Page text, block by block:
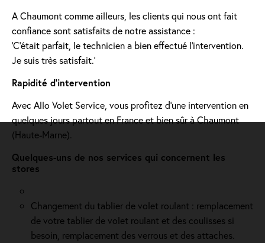
A Chaumont comme ailleurs, les clients qui nous ont fait
confiance sont satisfaits de notre assistance :
'C’était parfait, le technicien a bien effectué l’intervention.
Je suis très satisfait.'
Rapidité d'intervention
Avec Allo Volet Service, vous profitez d'une intervention en
quelques jours partout en France et bien sûr à Chaumont
(Haute-Marne).
Quelques-uns de nos services qui concernent les
stores
Changement du tablier de volet roulant : remplacement
de votre tablier de volet roulant et des coulisses si
besoin, remplacement des verrous et des attaches.